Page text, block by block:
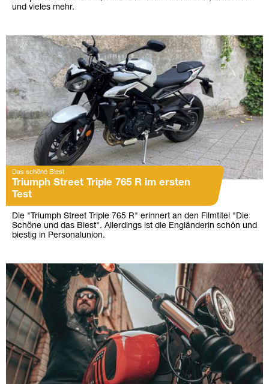
und vieles mehr.
Das schöne Biest
Triumph Street Triple 765 R im ersten
Test
Die "Triumph Street Triple 765 R" erinnert an den Filmtitel "Die
Schöne und das Biest". Allerdings ist die Engländerin schön und
biestig in Personalunion.